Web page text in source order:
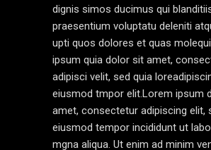
dignis simos ducimus qui
praesentium voluptatu deleniti
upti quos dolores et quas
ipsum quia dolor sit amet,
adipisci velit, sed quia
eiusmod tmpor elit.Lorem ipsum
amet, consectetur adipiscing elit,
eiusmod tempor incididunt ut
mgna aliqua. Ut enim ad minim